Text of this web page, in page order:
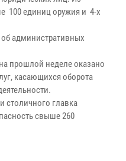
100 единиц оружия и 4-х
административных
прошлой неделе оказано
касающихся оборота
главка
свыше 260